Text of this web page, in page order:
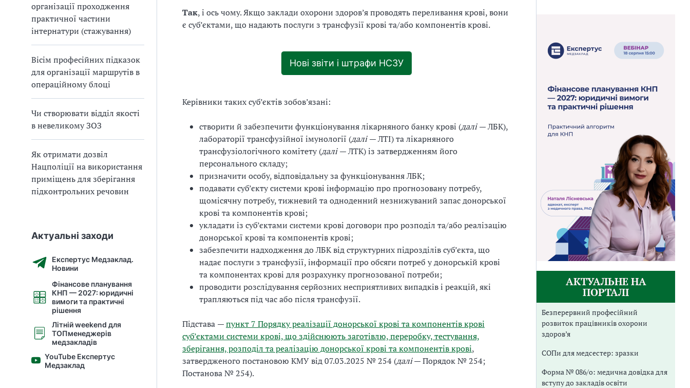
організації проходження
практичної частини
інтернатури (стажування)
Вісім професійних підказок
для організації маршрутів в
операційному блоці
Чи створювати відділ якості
в невеликому ЗОЗ
Як отримати дозвіл
Нацполіції на використання
приміщень для зберігання
підконтрольних речовин
Актуальні заходи
Експертус Медзаклад.
Новини
Фінансове планування
КНП — 2027: юридичні
вимоги та практичні
рішення
Літній weekend для
ТОПменеджерів
медзакладів
YouTube Експертус
Медзаклад
Так, і ось чому. Якщо заклади охорони здоров’я проводять переливання крові, вони
є суб’єктами, що надають послуги з трансфузії крові та/або компонентів крові.
Нові звіти і штрафи НСЗУ
Керівники таких суб’єктів зобов’язані:
створити й забезпечити функціонування лікарняного банку крові (далі— ЛБК),
лабораторії трансфузійної імунології (далі— ЛТІ) та лікарняного
трансфузіологічного комітету (далі— ЛТК) із затвердженням його
персонального складу;
призначити особу, відповідальну за функціонування ЛБК;
подавати суб’єкту системи крові інформацію про прогнозовану потребу,
щомісячну потребу, тижневий та одноденний незнижуваний запас донорської
крові та компонентів крові;
укладати із суб’єктами системи крові договори про розподіл та/або реалізацію
донорської крові та компонентів крові;
забезпечити надходження до ЛБК від структурних підрозділів суб’єкта, що
надає послуги з трансфузії, інформації про обсяги потреб у донорській крові
та компонентах крові для розрахунку прогнозованої потреби;
проводити розслідування серйозних несприятливих випадків і реакцій, які
трапляються під час або після трансфузії.
Підстава —пункт 7 Порядку реалізації донорської крові та компонентів крові
суб’єктами системи крові, що здійснюють заготівлю, переробку, тестування,
зберігання, розподіл та реалізацію донорської крові та компонентів крові,
затвердженого постановою КМУ від 07.03.2025 № 254 (далі— Порядок № 254;
Постанова № 254).
АКТУАЛЬНЕ НА
ПОРТАЛІ
Безперервний професійний
розвиток працівників охорони
здоров’я
СОПи для медсестер: зразки
Форма № 086/о: медична довідка для
вступу до закладів освіти